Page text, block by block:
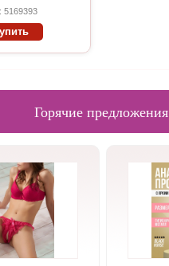
5169393
Горячие предложения